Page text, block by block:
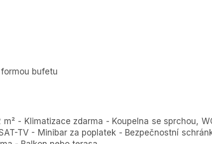
bufetu
- Klimatizace zdarma - Koupelna se sprchou,
TV - Minibar za poplatek - Bezpečnostní